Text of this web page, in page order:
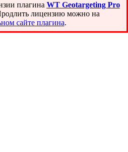
плагина WT Geotargeting Pro
лицензию можно на
сайте плагина.